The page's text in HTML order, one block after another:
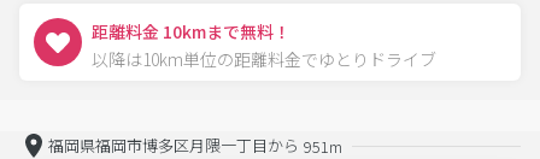
距離料金 10kmまで無料！
以降は10km単位の距離料金でゆとりドライブ
福岡県福岡市博多区月隈一丁目から 951m